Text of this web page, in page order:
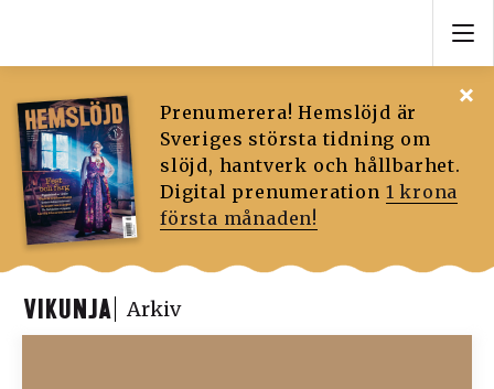
Prenumerera! Hemslöjd är
Sveriges största tidning om
slöjd, hantverk och hållbarhet.
Digital prenumeration 1 krona
första månaden!
VIKUNJA Arkiv